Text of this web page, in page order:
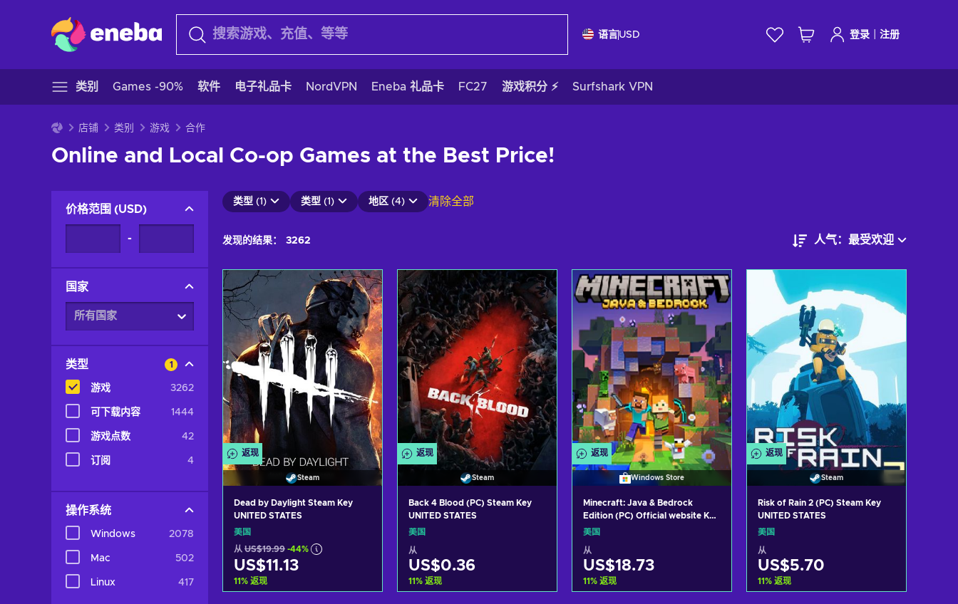
语言USD 登录 注册
类别 Games -90% 软件 电子礼品卡 NordVPN Eneba 礼品卡 FC27 游戏积分 ⚡ Surfshark VPN
店铺 类别 游戏 合作
Online and Local Co-op Games at the Best Price!
价格范围 (USD)
-
国家
所有国家
类型 1
游戏 3262
可下载内容 1444
游戏点数 42
订阅 4
操作系统
Windows 2078
Mac 502
Linux 417
类型 (1) 类型 (1) 地区 (4) 清除全部
发现的结果： 3262 人气：最受欢迎
返现
Steam
Dead by Daylight Steam Key
UNITED STATES
美国
从 US$19.99 -44%
US$11.13
11% 返现
返现
Steam
Back 4 Blood (PC) Steam Key
UNITED STATES
美国
从
US$0.36
11% 返现
返现
Windows Store
Minecraft: Java & Bedrock
Edition (PC) Official website Key
UNITED STATES
美国
从
US$18.73
11% 返现
返现
Steam
Risk of Rain 2 (PC) Steam Key
UNITED STATES
美国
从
US$5.70
11% 返现